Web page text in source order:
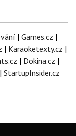
| Games.cz |
| Karaoketexty.cz |
| Dokina.cz |
| StartupInsider.cz